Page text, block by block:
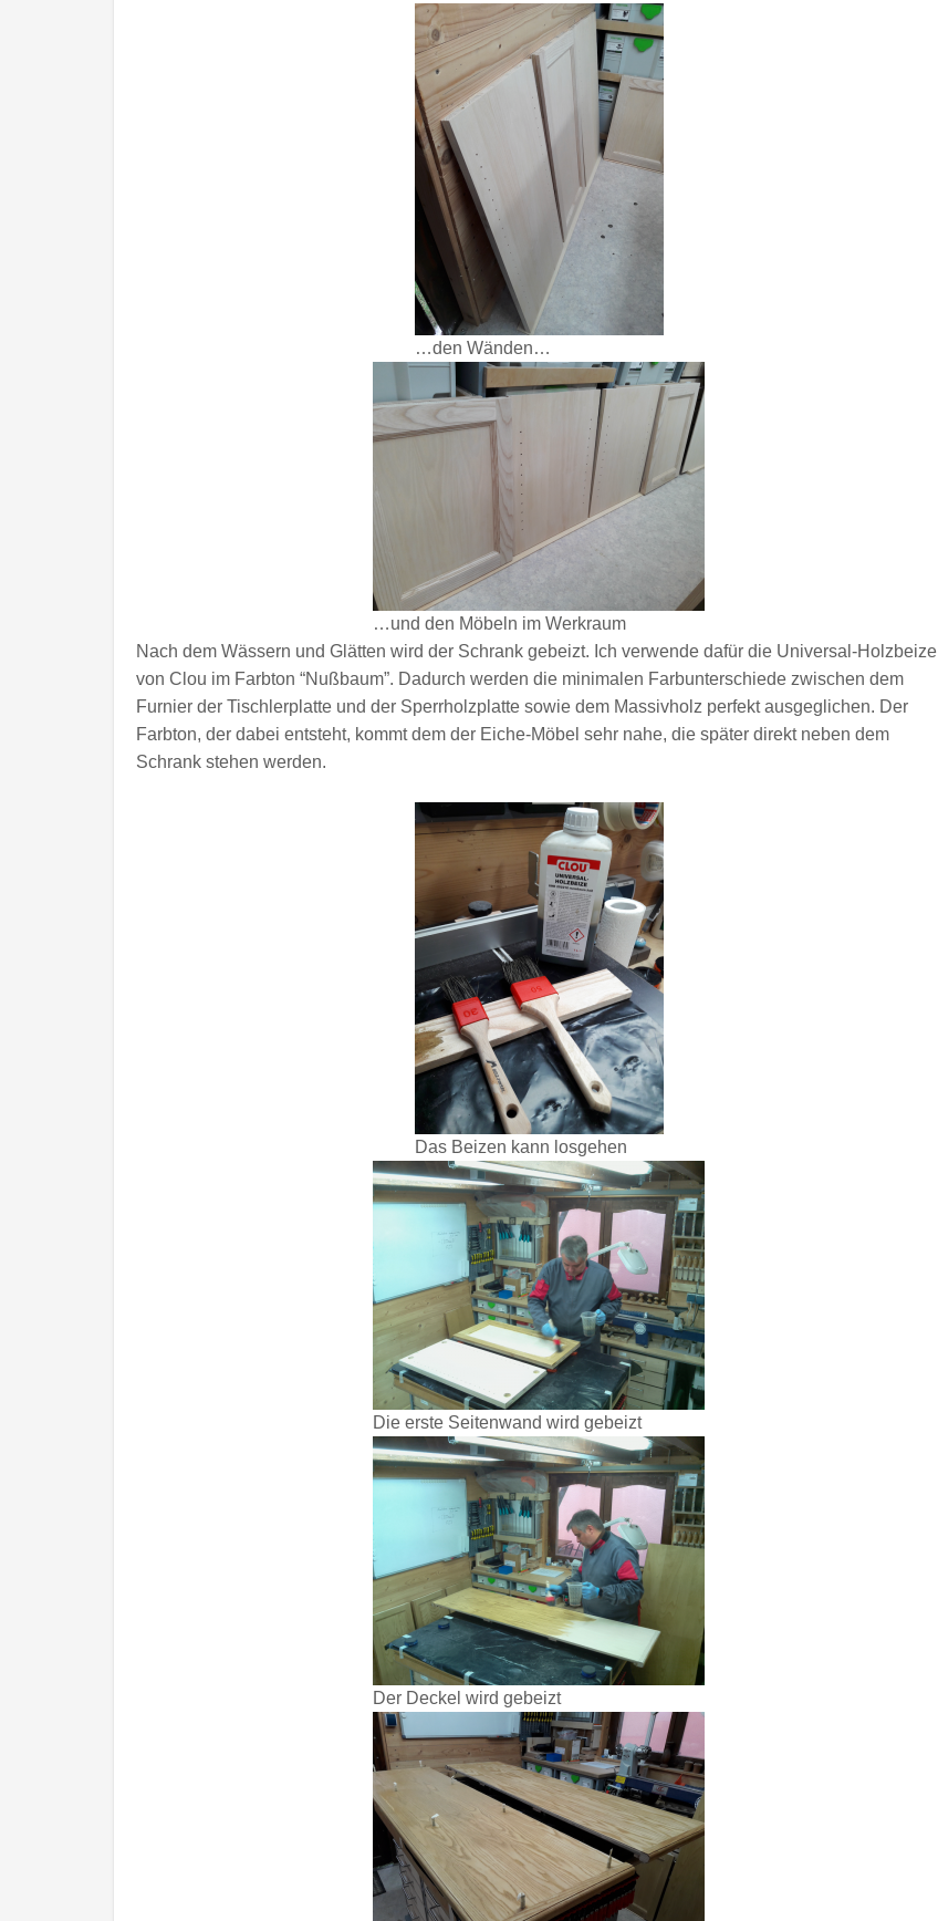
…den Wänden…
…und den Möbeln im Werkraum
Nach dem Wässern und Glätten wird der Schrank gebeizt. Ich verwende dafür die Universal-Holzbeize
von Clou im Farbton “Nußbaum”. Dadurch werden die minimalen Farbunterschiede zwischen dem
Furnier der Tischlerplatte und der Sperrholzplatte sowie dem Massivholz perfekt ausgeglichen. Der
Farbton, der dabei entsteht, kommt dem der Eiche-Möbel sehr nahe, die später direkt neben dem
Schrank stehen werden.
Das Beizen kann losgehen
Die erste Seitenwand wird gebeizt
Der Deckel wird gebeizt